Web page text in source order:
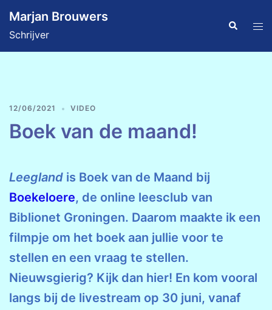
naar
de
inhoud
Marjan Brouwers
Schrijver
Zoeken
12/06/2021 VIDEO
Boek van de maand!
Leegland is Boek van de Maand bij
Boekeloere, de online leesclub van
Biblionet Groningen. Daarom maakte ik een
filmpje om het boek aan jullie voor te
stellen en een vraag te stellen.
Nieuwsgierig? Kijk dan hier! En kom vooral
langs bij de livestream op 30 juni, vanaf